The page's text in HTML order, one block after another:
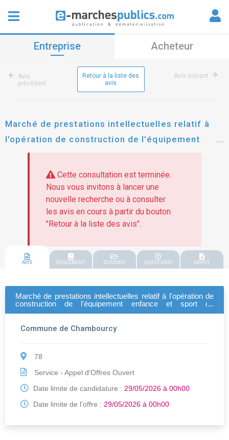
Entreprise Acheteur
Avis
précédent
Retour à la liste des
avis
Avis suivant
Marché de prestations intellectuelles relatif à
l'opération de construction de l'équipement
enfance et sport de chambourcy : lot n°1
contrôle technique ; lot n°2 coordination sps
Cette consultation est terminée.
Nous vous invitons à lancer une
nouvelle recherche ou à consulter
les avis en cours à partir du bouton
"Retour à la liste des avis".
AVIS REGLEMENT DOSSIER QUESTIONS DEPOT
Marché de prestations intellectuelles relatif à l'opération de
construction de l'équipement enfance et sport de
Commune de Chambourcy
78
Service - Appel d'Offres Ouvert
Date limite de candidature : 29/05/2026 à 00h00
Date limite de l'offre : 29/05/2026 à 00h00